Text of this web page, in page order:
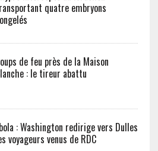
quatre embryons
de feu près de la Maison
: le tireur abattu
: Washington redirige vers Dulles
voyageurs venus de RDC